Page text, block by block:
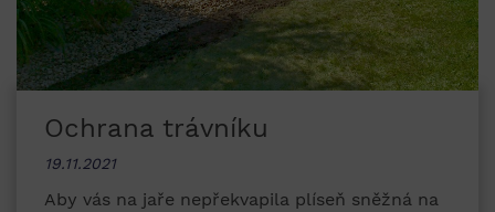
Ochrana trávníku
19.11.2021
Aby vás na jaře nepřekvapila plíseň sněžná na